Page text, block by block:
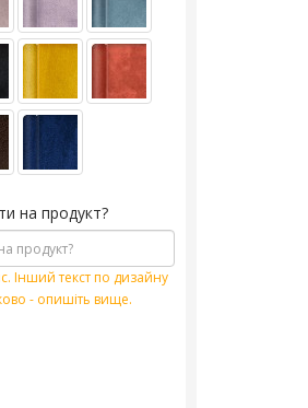
на продукт?
Інший текст по дизайну
- опишіть вище.